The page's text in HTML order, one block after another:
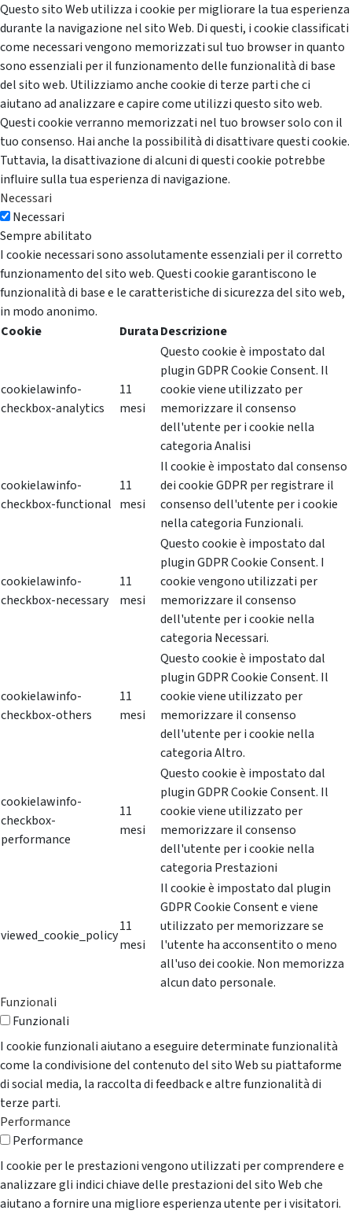
Questo sito Web utilizza i cookie per migliorare la tua esperienza
durante la navigazione nel sito Web. Di questi, i cookie classificati
come necessari vengono memorizzati sul tuo browser in quanto
sono essenziali per il funzionamento delle funzionalità di base
del sito web. Utilizziamo anche cookie di terze parti che ci
aiutano ad analizzare e capire come utilizzi questo sito web.
Questi cookie verranno memorizzati nel tuo browser solo con il
tuo consenso. Hai anche la possibilità di disattivare questi cookie.
Tuttavia, la disattivazione di alcuni di questi cookie potrebbe
influire sulla tua esperienza di navigazione.
Necessari
Necessari
Sempre abilitato
I cookie necessari sono assolutamente essenziali per il corretto
funzionamento del sito web. Questi cookie garantiscono le
funzionalità di base e le caratteristiche di sicurezza del sito web,
in modo anonimo.
Cookie
DurataDescrizione
cookielawinfo-
checkbox-analytics
11
mesi
Questo cookie è impostato dal
plugin GDPR Cookie Consent. Il
cookie viene utilizzato per
memorizzare il consenso
dell'utente per i cookie nella
categoria Analisi
cookielawinfo-
checkbox-functional
11
mesi
Il cookie è impostato dal consenso
dei cookie GDPR per registrare il
consenso dell'utente per i cookie
nella categoria Funzionali.
cookielawinfo-
checkbox-necessary
11
mesi
Questo cookie è impostato dal
plugin GDPR Cookie Consent. I
cookie vengono utilizzati per
memorizzare il consenso
dell'utente per i cookie nella
categoria Necessari.
cookielawinfo-
checkbox-others
11
mesi
Questo cookie è impostato dal
plugin GDPR Cookie Consent. Il
cookie viene utilizzato per
memorizzare il consenso
dell'utente per i cookie nella
categoria Altro.
cookielawinfo-
checkbox-
performance
11
mesi
Questo cookie è impostato dal
plugin GDPR Cookie Consent. Il
cookie viene utilizzato per
memorizzare il consenso
dell'utente per i cookie nella
categoria Prestazioni
viewed_cookie_policy
11
mesi
Il cookie è impostato dal plugin
GDPR Cookie Consent e viene
utilizzato per memorizzare se
l'utente ha acconsentito o meno
all'uso dei cookie. Non memorizza
alcun dato personale.
Funzionali
Funzionali
I cookie funzionali aiutano a eseguire determinate funzionalità
come la condivisione del contenuto del sito Web su piattaforme
di social media, la raccolta di feedback e altre funzionalità di
terze parti.
Performance
Performance
I cookie per le prestazioni vengono utilizzati per comprendere e
analizzare gli indici chiave delle prestazioni del sito Web che
aiutano a fornire una migliore esperienza utente per i visitatori.